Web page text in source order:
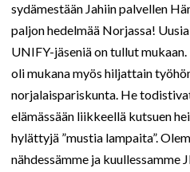
sydämestään Jahiin palvellen
paljon hedelmää Norjassa!
UNIFY-jäseniä on tullut
oli mukana myös hiljattain
norjalaispariskunta. He
elämässään liikkeellä kutsuen
hylättyjä ”mustia lampaita”.
nähdessämme ja kuullessamme